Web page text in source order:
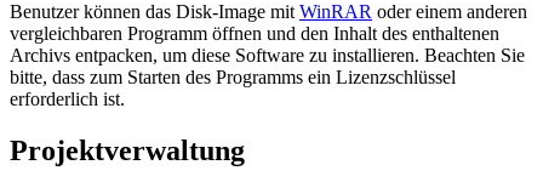
Benutzer können das Disk-Image mit WinRAR oder einem anderen
vergleichbaren Programm öffnen und den Inhalt des enthaltenen
Archivs entpacken, um diese Software zu installieren. Beachten Sie
bitte, dass zum Starten des Programms ein Lizenzschlüssel
erforderlich ist.
Projektverwaltung